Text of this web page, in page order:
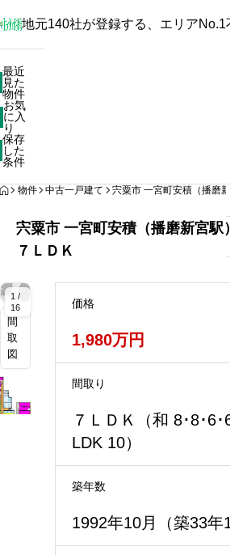
地元140社が登録する、エリアNo.1
最近
見た
物件
お気
に入
り
保存
した
条件
HOME
物件 中古一戸建て 宍粟市 一宮町安積（播磨
宍粟市 一宮町安積（播磨新宮駅
７ＬＤＫ
1 /
16
大
大
大
大
大
大
大
間
取
図
価格
1,980万円
間取り
７ＬＤＫ（和 8･8･6
LDK 10）
築年数
1992年10月（築33年